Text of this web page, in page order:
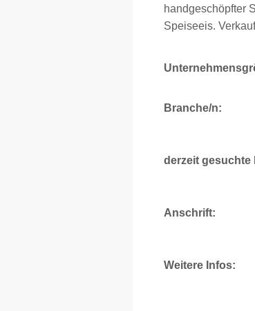
handgeschöpfter
Speiseeis.
Branche/n:
derzeit gesuchte
Anschrift:
Weitere Infos: